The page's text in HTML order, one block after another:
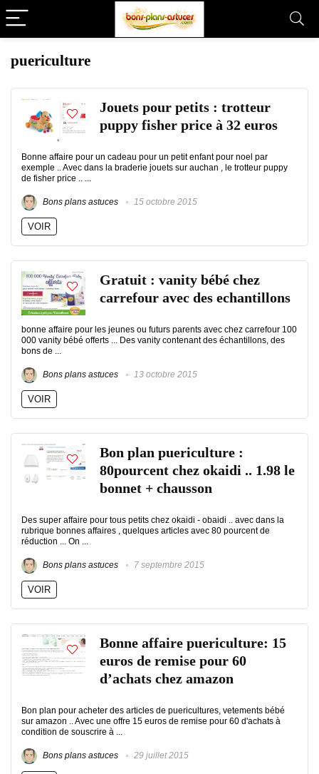
puericulture
Jouets pour petits : trotteur
puppy fisher price à 32 euros
Bonne affaire pour un cadeau pour un petit enfant pour noel par
exemple .. Avec dans la braderie jouets sur auchan , le trotteur puppy
de fisher price .. ...
Bons plans astuces 15 octobre 2015
VOIR
Gratuit : vanity bébé chez
carrefour avec des echantillons
bonne affaire pour les jeunes ou futurs parents avec chez carrefour 100
000 vanity bébé offerts ... Des vanity contenant des échantillons, des
bons de ...
Bons plans astuces 13 octobre 2015
VOIR
Bon plan puericulture :
80pourcent chez okaidi .. 1.98 le
bonnet + chausson
Des super affaire pour tous petits chez okaidi - obaidi .. avec dans la
rubrique bonnes affaires , quelques articles avec 80 pourcent de
réduction ... On ...
Bons plans astuces 7 septembre 2015
VOIR
Bonne affaire puericulture: 15
euros de remise pour 60
d’achats chez amazon
Bon plan pour acheter des articles de puericultures, vetements bébé
sur amazon .. Avec une offre 15 euros de remise pour 60 d'achats à
condition de souscrire à ...
Bons plans astuces 29 juillet 2015